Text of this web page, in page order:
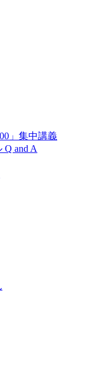
」集中講義
Q and A